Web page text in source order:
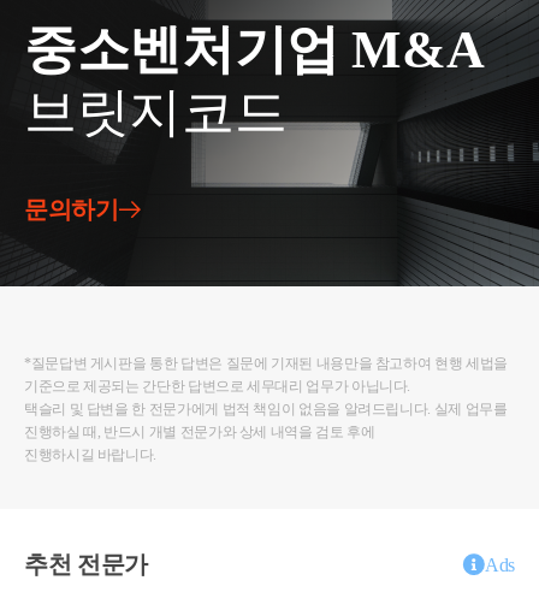
중소벤처기업 M&A
브릿지코드
문의하기
*질문답변 게시판을 통한 답변은 질문에 기재된 내용만을 참고하여 현행 세법을
기준으로 제공되는 간단한 답변으로 세무대리 업무가 아닙니다.
택슬리 및 답변을 한 전문가에게 법적 책임이 없음을 알려드립니다. 실제 업무를
진행하실 때, 반드시 개별 전문가와 상세 내역을 검토 후에
진행하시길 바랍니다.
추천 전문가 Ads